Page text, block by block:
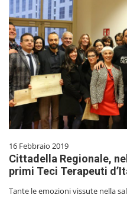
16 Febbraio 2019
Cittadella Regionale,
primi Teci Terapeuti
Tante le emozioni vissute nella